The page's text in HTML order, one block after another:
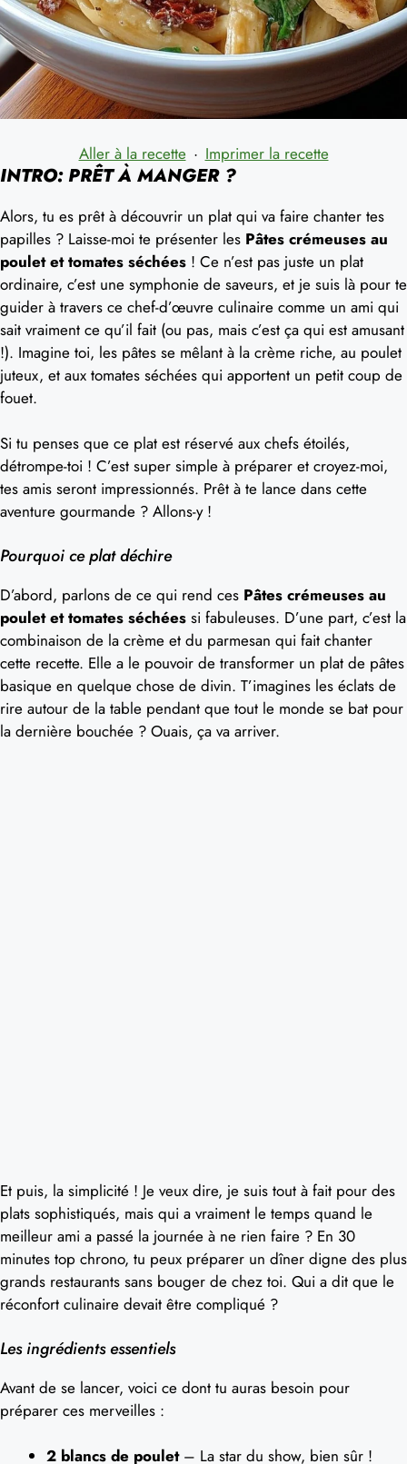
Aller à la recette · Imprimer la recette
INTRO: PRÊT À MANGER ?
Alors, tu es prêt à découvrir un plat qui va faire chanter tes
papilles ? Laisse-moi te présenter les Pâtes crémeuses au
poulet et tomates séchées ! Ce n’est pas juste un plat
ordinaire, c’est une symphonie de saveurs, et je suis là pour te
guider à travers ce chef-d’œuvre culinaire comme un ami qui
sait vraiment ce qu’il fait (ou pas, mais c’est ça qui est amusant
!). Imagine toi, les pâtes se mêlant à la crème riche, au poulet
juteux, et aux tomates séchées qui apportent un petit coup de
fouet.
Si tu penses que ce plat est réservé aux chefs étoilés,
détrompe-toi ! C’est super simple à préparer et croyez-moi,
tes amis seront impressionnés. Prêt à te lance dans cette
aventure gourmande ? Allons-y !
Pourquoi ce plat déchire
D’abord, parlons de ce qui rend ces Pâtes crémeuses au
poulet et tomates séchées si fabuleuses. D’une part, c’est la
combinaison de la crème et du parmesan qui fait chanter
cette recette. Elle a le pouvoir de transformer un plat de pâtes
basique en quelque chose de divin. T’imagines les éclats de
rire autour de la table pendant que tout le monde se bat pour
la dernière bouchée ? Ouais, ça va arriver.
Et puis, la simplicité ! Je veux dire, je suis tout à fait pour des
plats sophistiqués, mais qui a vraiment le temps quand le
meilleur ami a passé la journée à ne rien faire ? En 30
minutes top chrono, tu peux préparer un dîner digne des plus
grands restaurants sans bouger de chez toi. Qui a dit que le
réconfort culinaire devait être compliqué ?
Les ingrédients essentiels
Avant de se lancer, voici ce dont tu auras besoin pour
préparer ces merveilles :
2 blancs de poulet– La star du show, bien sûr !